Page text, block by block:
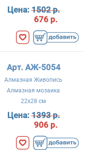
Цена:1502 р.
676 р.
Арт. АЖ-5054
Алмазная Живопись
Алмазная мозаика
22x28 см
Цена:1393 р.
906 р.